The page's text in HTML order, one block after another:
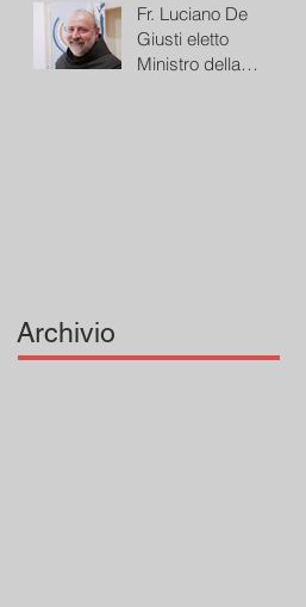
Archivio
Fr. Luciano De
Giusti eletto
Ministro della